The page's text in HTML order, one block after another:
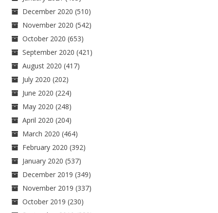
December 2020 (510)
November 2020 (542)
October 2020 (653)
September 2020 (421)
August 2020 (417)
July 2020 (202)
June 2020 (224)
May 2020 (248)
April 2020 (204)
March 2020 (464)
February 2020 (392)
January 2020 (537)
December 2019 (349)
November 2019 (337)
October 2019 (230)